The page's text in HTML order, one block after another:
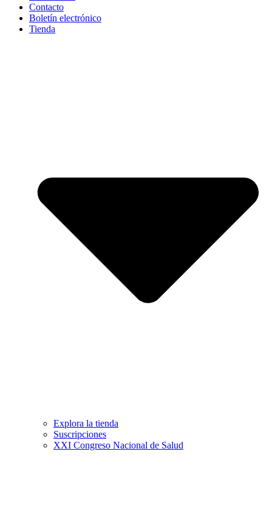
Contacto
Boletín electrónico
Tienda
Explora la tienda
Suscripciones
XXI Congreso Nacional de Salud